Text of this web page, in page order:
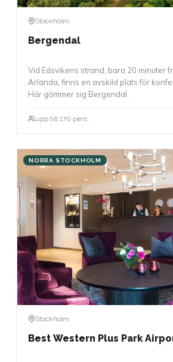
Stockholm
Bergendal
Vid Edsvikens strand, bara 20 minuter
Arlanda, finns en avskild plats för
Här gömmer sig Bergendal.
upp till 170 pers.
NORRA STOCKHOLM
Stockholm
Best Western Plus Park